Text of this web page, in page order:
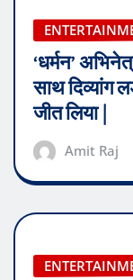
‘धर्मन’
साथ दिव्यांग
जीत लिया |
Amit Raj